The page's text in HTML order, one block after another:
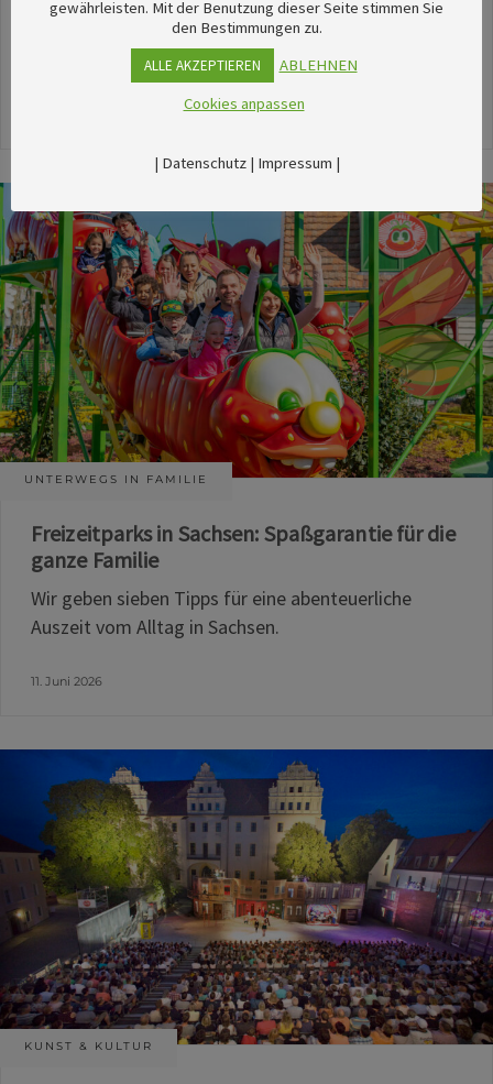
stimmungsvolle Veranstaltungen im August
herausgesucht.
UNTERWEGS IN FAMILIE
Freizeitparks in Sachsen: Spaßgarantie für die
ganze Familie
Wir geben sieben Tipps für eine abenteuerliche
Auszeit vom Alltag in Sachsen.
11. Juni 2026
KUNST & KULTUR
gewährleisten. Mit der Benutzung dieser Seite stimmen Sie
den Bestimmungen zu.
ALLE AKZEPTIEREN
ABLEHNEN
Cookies anpassen
| Datenschutz| Impressum |